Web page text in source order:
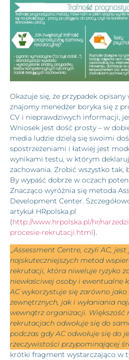
Okazuje się, że przypadek
znajomy menedżer boryka się z
CV i nieprawdziwych informacji,
Wniosek jest dość prosty – w
media ludzie dzielą się swoimi
spostrzeżeniami i łatwiej jest
wynikami testu, w którym
zachowania. Zrobić wszystko tak,
By wypaść dobrze w oczach
Znacząco wyróżnia się metoda
Development Center.
artykuł HRpolska.pl
(http://www.hrpolska.pl/hr/
procesie-rekrutacji.html).
„Assessment Centre, czyli AC,
najskuteczniejszych metod
rekrutacji, która niweluje ryzyko
niewłaściwej osoby i ewentualne
AC wykorzystuje się zarówno
zewnętrznych, jak i wyłaniania
wewnątrz organizacji. Większość
rekrutacjach odwołuje się do
podczas gdy AC odwołuje się do
rzeczywistości przypominającej
krótki fragment wystarczająco w